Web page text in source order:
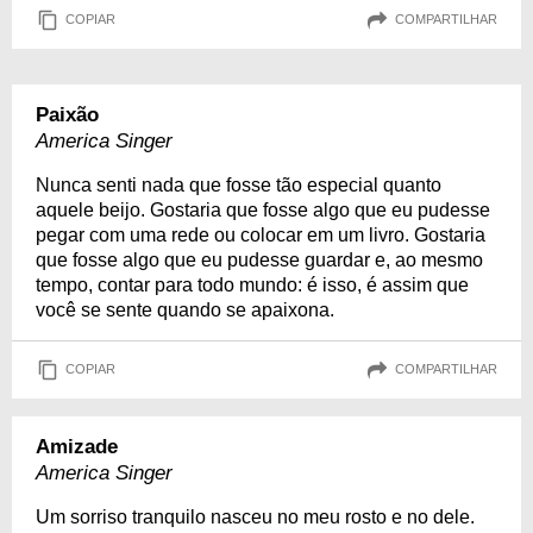
COPIAR COMPARTILHAR
Paixão
America Singer
Nunca senti nada que fosse tão especial quanto
aquele beijo. Gostaria que fosse algo que eu pudesse
pegar com uma rede ou colocar em um livro. Gostaria
que fosse algo que eu pudesse guardar e, ao mesmo
tempo, contar para todo mundo: é isso, é assim que
você se sente quando se apaixona.
COPIAR COMPARTILHAR
Amizade
America Singer
Um sorriso tranquilo nasceu no meu rosto e no dele.